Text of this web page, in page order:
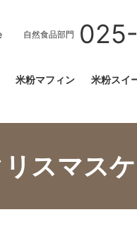
自然食品部門
米粉マフィン 米粉スイ
スマス